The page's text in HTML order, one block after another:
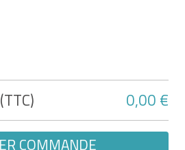
0,00 €
COMMANDE
(LxPxH)